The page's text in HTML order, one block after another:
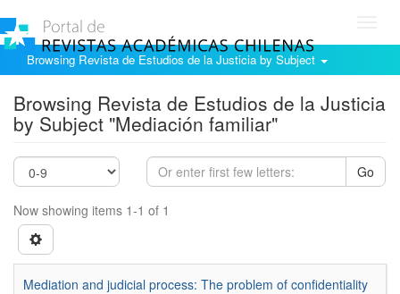
Browsing Revista de Estudios de la Justicia by Subject
Browsing Revista de Estudios de la Justicia
by Subject "Mediación familiar"
Go
Now showing items 1-1 of 1
Mediation and judicial process: The problem of confidentiality